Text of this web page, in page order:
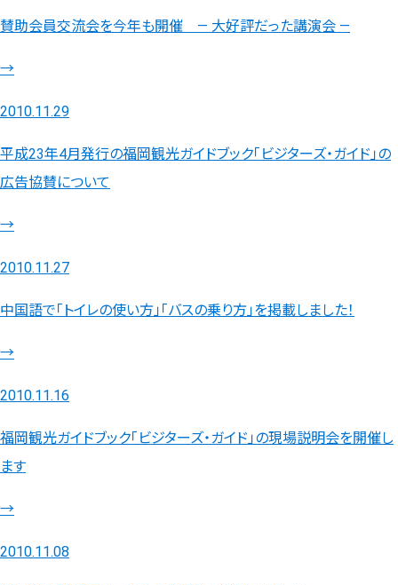
賛助会員交流会を今年も開催 ― 大好評だった講演会 ―
→
2010.11.29
平成23年4月発行の福岡観光ガイドブック「ビジターズ・ガイド」の
広告協賛について
→
2010.11.27
中国語で「トイレの使い方」「バスの乗り方」を掲載しました！
→
2010.11.16
福岡観光ガイドブック「ビジターズ・ガイド」の現場説明会を開催し
ます
→
2010.11.08